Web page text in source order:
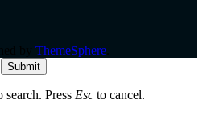
ThemeSphere
Submit
search. Press Esc to cancel.